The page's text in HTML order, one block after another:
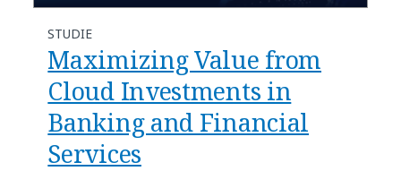
STUDIE
Maximizing Value from
Cloud Investments in
Banking and Financial
Services